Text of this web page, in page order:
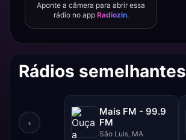
Aponte a câmera para abrir essa
rádio no app Radiozin.
Rádios semelhantes
‹
Mais FM - 99.9
FM
São Luis, MA